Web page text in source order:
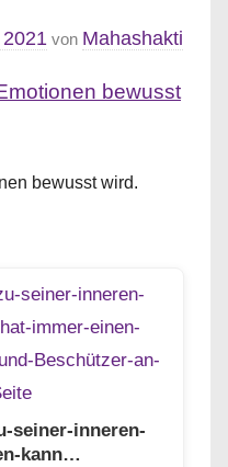
von Mahashakti
bewusst wird.
seiner-inneren-
kann…